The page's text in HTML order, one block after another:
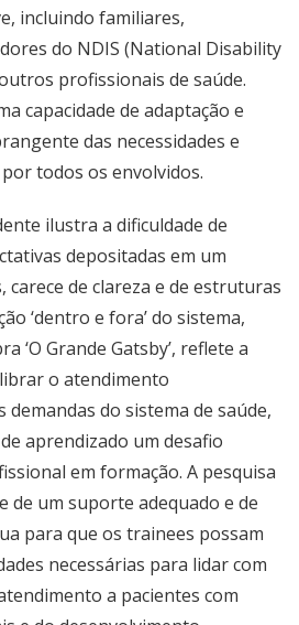
incluindo familiares,
do NDIS (National Disability
profissionais de saúde.
capacidade de adaptação e
das necessidades e
todos os envolvidos.
ilustra a dificuldade de
depositadas em um
carece de clareza e de estruturas
‘dentro e fora’ do sistema,
‘O Grande Gatsby’, reflete a
o atendimento
demandas do sistema de saúde,
aprendizado um desafio
em formação. A pesquisa
de um suporte adequado e de
para que os trainees possam
necessárias para lidar com
a pacientes com